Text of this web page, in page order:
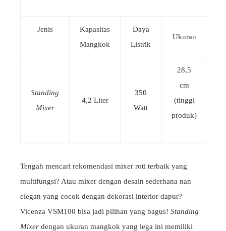
Jenis
Kapasitas
Mangkok
Daya
Listrik
Ukuran
Standing
Mixer
4,2 Liter
350
Watt
28,5
cm
(tinggi
produk)
Tengah mencari rekomendasi mixer roti terbaik yang
multifungsi? Atau mixer dengan desain sederhana nan
elegan yang cocok dengan dekorasi interior dapur?
Vicenza VSM100 bisa jadi pilihan yang bagus! Standing
Mixer dengan ukuran mangkok yang lega ini memiliki